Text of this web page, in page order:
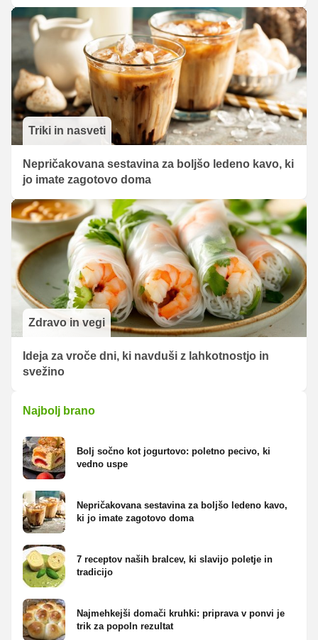
Triki in nasveti
Nepričakovana sestavina za boljšo ledeno kavo, ki
jo imate zagotovo doma
Zdravo in vegi
Ideja za vroče dni, ki navduši z lahkotnostjo in
svežino
Najbolj brano
Bolj sočno kot jogurtovo: poletno pecivo, ki
vedno uspe
Nepričakovana sestavina za boljšo ledeno kavo,
ki jo imate zagotovo doma
7 receptov naših bralcev, ki slavijo poletje in
tradicijo
Najmehkejši domači kruhki: priprava v ponvi je
trik za popoln rezultat